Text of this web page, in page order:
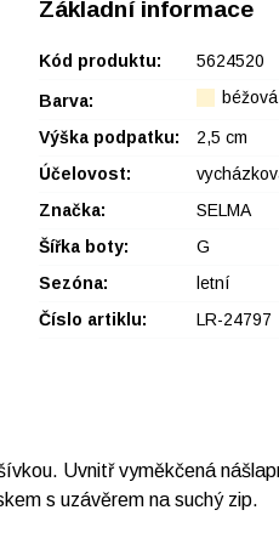
Základní informace
Kód produktu: 5624520
Barva: béžová
Výška podpatku:
2,5 cm
Účelovost:
Značka:
SELMA
Šířka boty:
G
Sezóna:
letní
Číslo artiklu:
LR-24797
Uvnitř vyměkčená
s uzávěrem na suchý zip.